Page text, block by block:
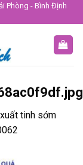
Phòng - Bình Định
tinh sớm